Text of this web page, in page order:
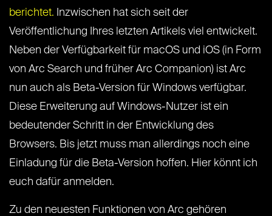
berichtet. Inzwischen hat sich seit der
Veröffentlichung Ihres letzten Artikels viel entwickelt.
Neben der Verfügbarkeit für macOS und iOS (in Form
von Arc Search und früher Arc Companion) ist Arc
nun auch als Beta-Version für Windows verfügbar.
Diese Erweiterung auf Windows-Nutzer ist ein
bedeutender Schritt in der Entwicklung des
Browsers. Bis jetzt muss man allerdings noch eine
Einladung für die Beta-Version hoffen. Hier könnt ich
euch dafür anmelden.
Zu den neuesten Funktionen von Arc gehören